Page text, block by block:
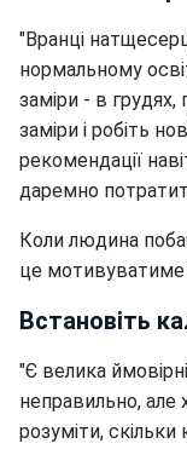
"Вранці
нормальному
заміри - в грудях,
заміри і робіть
рекомендації
даремно
Коли людина
це мотивуватиме
Встановіть
"Є велика
неправильно, але
розуміти,